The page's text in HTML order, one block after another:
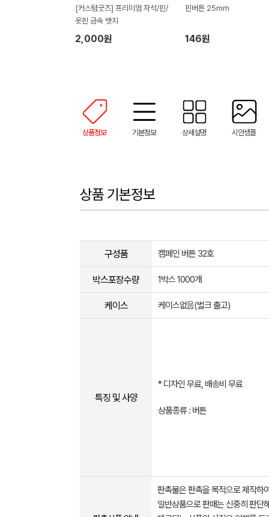
[커스텀굿즈] 프리미엄 자석/핀/
옷핀 금속 뱃지
2,000원
핀버튼 25mm
146원
상품정보 기본정보 상세설명 시안샘플
상품 기본정보
구성품 캠페인 버튼 32호
박스포장수량 1박스 1000개
케이스 케이스없음(벌크 출고)
특징 및 사양
* 디자인 무료, 배송비 무료
상품종류 : 버튼
판촉물은 판촉을 목적으로 제작하
일반상품으로 판매는 신중히 판단